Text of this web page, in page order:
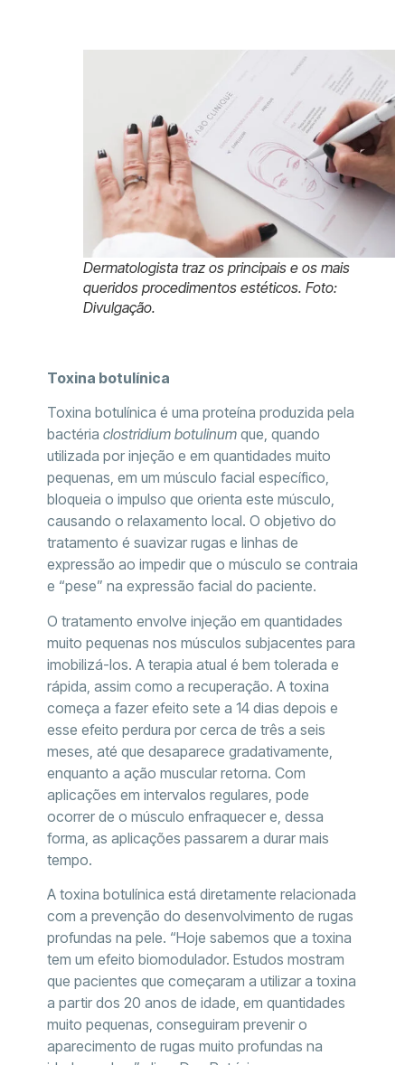
Dermatologista traz os principais e os mais
queridos procedimentos estéticos. Foto:
Divulgação.
Toxina botulínica
Toxina botulínica é uma proteína produzida pela
bactéria clostridium botulinumque, quando
utilizada por injeção e em quantidades muito
pequenas, em um músculo facial específico,
bloqueia o impulso que orienta este músculo,
causando o relaxamento local. O objetivo do
tratamento é suavizar rugas e linhas de
expressão ao impedir que o músculo se contraia
e “pese” na expressão facial do paciente.
O tratamento envolve injeção em quantidades
muito pequenas nos músculos subjacentes para
imobilizá-los. A terapia atual é bem tolerada e
rápida, assim como a recuperação. A toxina
começa a fazer efeito sete a 14 dias depois e
esse efeito perdura por cerca de três a seis
meses, até que desaparece gradativamente,
enquanto a ação muscular retorna. Com
aplicações em intervalos regulares, pode
ocorrer de o músculo enfraquecer e, dessa
forma, as aplicações passarem a durar mais
tempo.
A toxina botulínica está diretamente relacionada
com a prevenção do desenvolvimento de rugas
profundas na pele. “Hoje sabemos que a toxina
tem um efeito biomodulador. Estudos mostram
que pacientes que começaram a utilizar a toxina
a partir dos 20 anos de idade, em quantidades
muito pequenas, conseguiram prevenir o
aparecimento de rugas muito profundas na